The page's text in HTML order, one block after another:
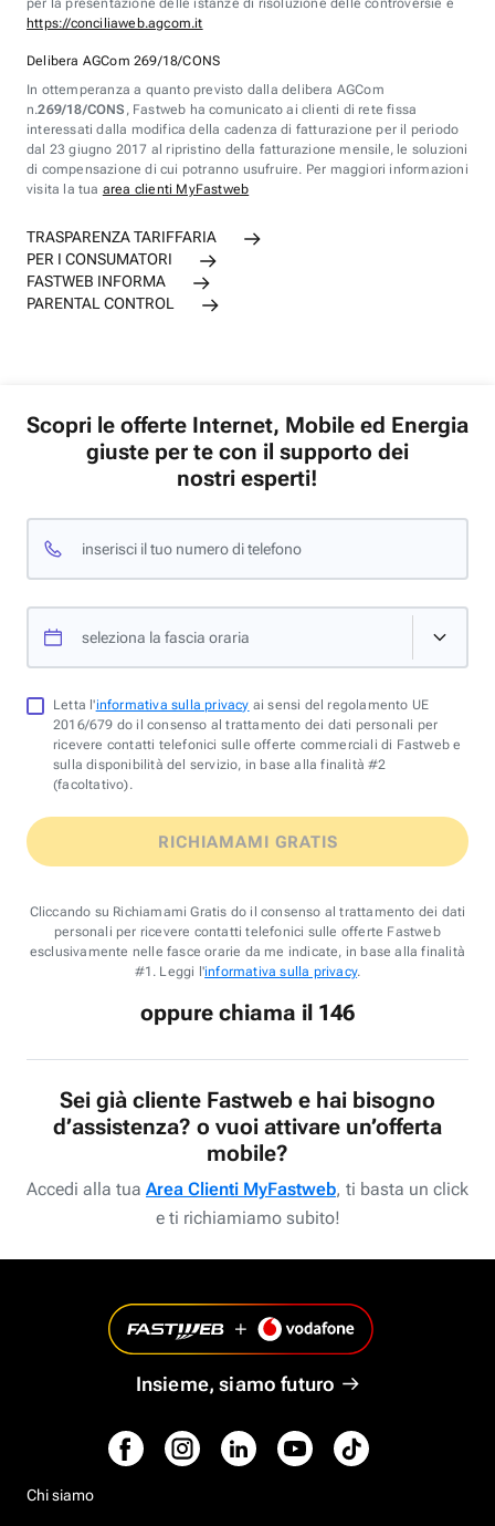
per la presentazione delle istanze di risoluzione delle controversie è
https://conciliaweb.agcom.it
Delibera AGCom 269/18/CONS
In ottemperanza a quanto previsto dalla delibera AGCom
n.269/18/CONS , Fastweb ha comunicato ai clienti di rete fissa
interessati dalla modifica della cadenza di fatturazione per il periodo
dal 23 giugno 2017 al ripristino della fatturazione mensile, le soluzioni
di compensazione di cui potranno usufruire. Per maggiori informazioni
visita la tua area clienti MyFastweb
TRASPARENZA TARIFFARIA
PER I CONSUMATORI
FASTWEB INFORMA
PARENTAL CONTROL
Scopri le offerte Internet, Mobile ed Energia
giuste per te con il supporto dei
nostri esperti!
inserisci il tuo numero di telefono
seleziona la fascia oraria
Letta l'informativa sulla privacy ai sensi del regolamento UE
2016/679 do il consenso al trattamento dei dati personali per
ricevere contatti telefonici sulle offerte commerciali di Fastweb e
sulla disponibilità del servizio, in base alla finalità #2
(facoltativo).
RICHIAMAMI GRATIS
Cliccando su Richiamami Gratis do il consenso al trattamento dei dati
personali per ricevere contatti telefonici sulle offerte Fastweb
esclusivamente nelle fasce orarie da me indicate, in base alla finalità
#1. Leggi l'informativa sulla privacy.
oppure chiama il 146
Sei già cliente Fastweb e hai bisogno
d’assistenza? o vuoi attivare un’offerta
mobile?
Accedi alla tua Area Clienti MyFastweb, ti basta un click
e ti richiamiamo subito!
Insieme, siamo futuro
Chi siamo